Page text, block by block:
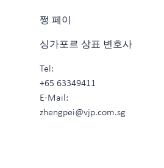
쩡 페이
싱가포르 상표 변호사
Tel:
+65 63349411
E-Mail:
zhengpei@vjp.com.sg